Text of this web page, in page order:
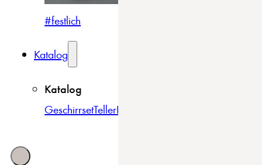
#festlich
Katalog
Katalog
GeschirrsetTellerBowls & Schüsseln